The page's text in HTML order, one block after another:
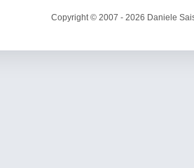
Copyright © 2007 - 2026 Daniele